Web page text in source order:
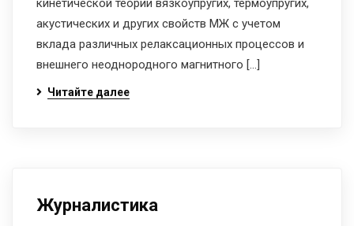
кинетической теории вязкоупругих, термоупругих,
акустических и других свойств МЖ с учетом
вклада различных релаксационных процессов и
внешнего неоднородного магнитного […]
Читайте далее
Журналистика